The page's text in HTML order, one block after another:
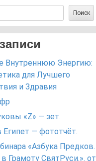
Поиск
Внутреннюю Энергию:
для Лучшего
и Здравия
«Z» — зет.
Египет — фототчёт.
«Азбука Предков.
Грамоту СвятРуси.». от